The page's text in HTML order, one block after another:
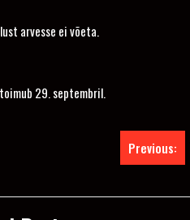
arvesse ei võeta.
29. septembril.
Previous: